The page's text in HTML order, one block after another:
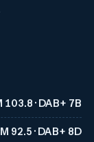
103.8 · DAB+ 7B
92.5 · DAB+ 8D